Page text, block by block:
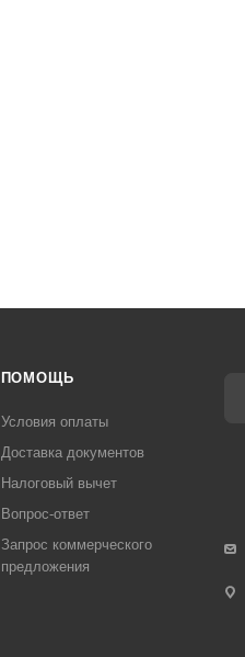
ПОМОЩЬ
Условия оплаты
Доставка документов
Налоговый вычет
Вопрос-ответ
Запрос коммерческого
предложения